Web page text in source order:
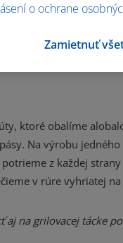
kondenzované
misky vhodnej
ktoré obalíme
Na výrobu
z každej
v rúre vyhriatej
na grilovacej tácke
o ochrane
Zamietnuť